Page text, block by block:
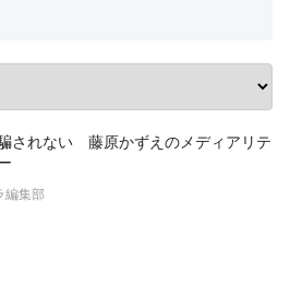
されない 藤原かずえのメディアリテ
編集部